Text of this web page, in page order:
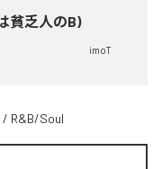
貧乏人のB)
imoT
/ R&B/Soul